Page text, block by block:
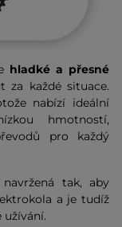
hladké a přesné
za každé situace.
nabízí ideální
hmotností,
pro každý
tak, aby
a je tudíž